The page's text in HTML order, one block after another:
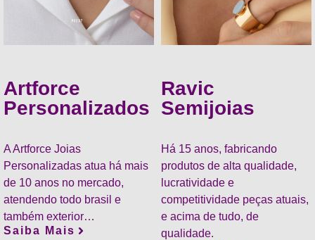
Artforce
Personalizados
A Artforce Joias
Personalizadas atua há mais
de 10 anos no mercado,
atendendo todo brasil e
também exterior…
Saiba Mais
Ravic
Semijoias
Há 15 anos, fabricando
produtos de alta qualidade,
lucratividade e
competitividade peças atuais,
e acima de tudo, de
qualidade.